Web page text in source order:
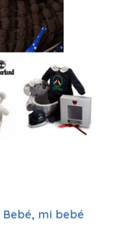
Bebé, mi bebé